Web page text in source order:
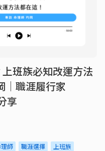
班族必知改運方法
｜職涯履行家
享
師 職涯選擇
上班族